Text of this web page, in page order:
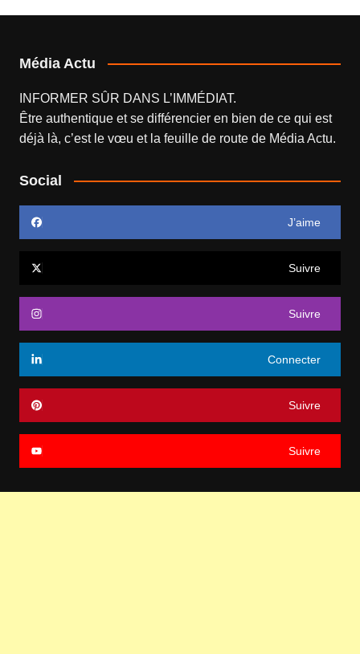
Média Actu
INFORMER SÛR DANS L’IMMÉDIAT.
Être authentique et se différencier en bien de ce qui est
déjà là, c’est le vœu et la feuille de route de Média Actu.
Social
J’aime
Suivre
Suivre
Connecter
Suivre
Suivre